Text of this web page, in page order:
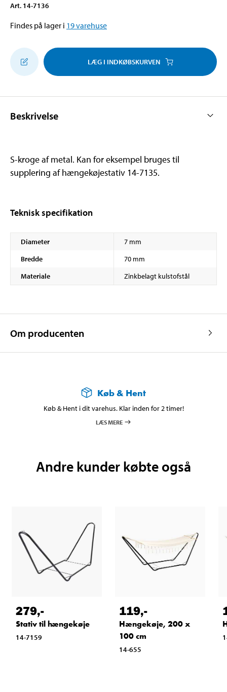
Art. 14-7136
Findes på lager i 19varehuse
LÆG I INDKØBSKURVEN
Beskrivelse
S-kroge af metal. Kan for eksempel bruges til
supplering af hængekøjestativ 14-7135.
Teknisk specifikation
Diameter
7 mm
Bredde
70 mm
Materiale
Zinkbelagt kulstofstål
Om producenten
Køb & Hent
Køb & Hent i dit varehus. Klar inden for 2 timer!
LÆS MERE
Andre kunder købte også
279,-
Stativ til hængekøje
14-7159
119,-
Hængekøje, 200 x
100 cm
14-655